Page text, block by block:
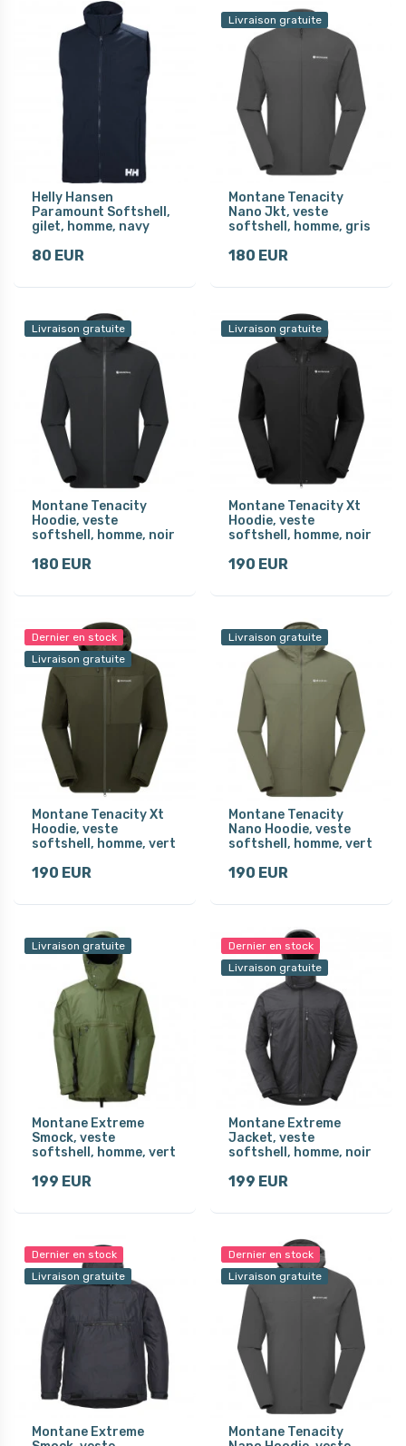
Helly Hansen
Paramount Softshell,
gilet, homme, navy
80 EUR
Livraison gratuite
Montane Tenacity
Nano Jkt, veste
softshell, homme, gris
180 EUR
Livraison gratuite
Montane Tenacity
Hoodie, veste
softshell, homme, noir
180 EUR
Livraison gratuite
Montane Tenacity Xt
Hoodie, veste
softshell, homme, noir
190 EUR
Dernier en stock
Livraison gratuite
Montane Tenacity Xt
Hoodie, veste
softshell, homme, vert
190 EUR
Livraison gratuite
Montane Tenacity
Nano Hoodie, veste
softshell, homme, vert
190 EUR
Livraison gratuite
Montane Extreme
Smock, veste
softshell, homme, vert
199 EUR
Dernier en stock
Livraison gratuite
Montane Extreme
Jacket, veste
softshell, homme, noir
199 EUR
Dernier en stock
Livraison gratuite
Montane Extreme
Dernier en stock
Livraison gratuite
Montane Tenacity